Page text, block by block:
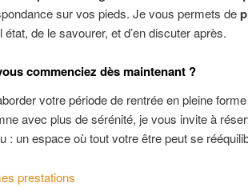
sur vos pieds. Je vous permets de
état, de le savourer, et d’en discuter après.
commenciez dès maintenant ?
votre période de rentrée en pleine
avec plus de sérénité, je vous invite à
: un espace où tout votre être peut se
prestations